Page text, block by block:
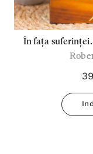
În fața
lume plină